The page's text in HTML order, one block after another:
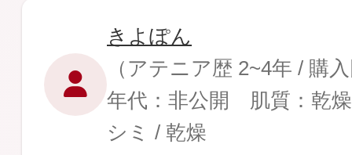
きよぽん
（アテニア歴 2~4年 / 購
年代：非公開 肌質：乾
シミ / 乾燥